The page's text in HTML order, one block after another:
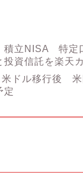
立NISA 特定
投資信託を楽天
ドル移行後 米
定